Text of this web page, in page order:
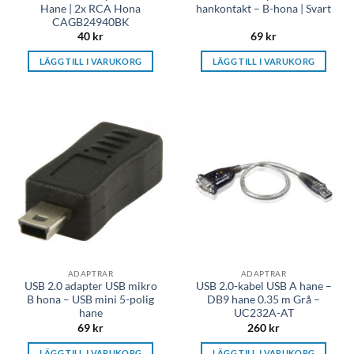
Hane | 2x RCA Hona
CAGB24940BK
40 kr
LÄGG TILL I VARUKORG
hankontakt – B-hona | Svart
69 kr
LÄGG TILL I VARUKORG
ADAPTRAR
USB 2.0 adapter USB mikro
B hona – USB mini 5-polig
hane
69 kr
ADAPTRAR
USB 2.0-kabel USB A hane –
DB9 hane 0.35 m Grå –
UC232A-AT
260 kr